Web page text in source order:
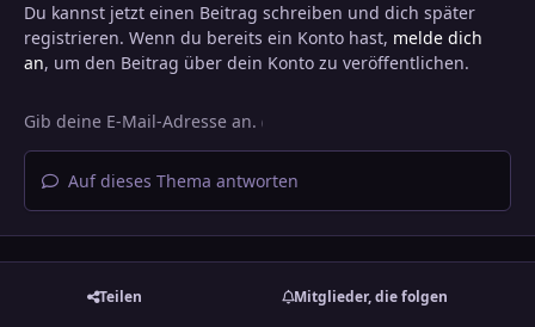
Du kannst jetzt einen Beitrag schreiben und dich später
registrieren. Wenn du bereits ein Konto hast, melde dich
an, um den Beitrag über dein Konto zu veröffentlichen.
Auf dieses Thema antworten
Teilen Mitglieder, die folgen